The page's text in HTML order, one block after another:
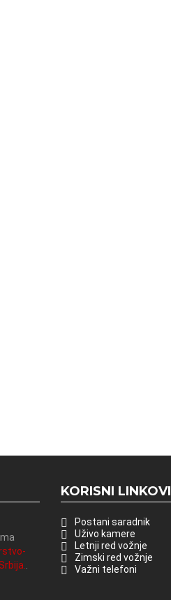
KORISNI LINKOVI
Postani saradnik
Uživo kamere
Letnji red vožnje
Zimski red vožnje
Važni telefoni